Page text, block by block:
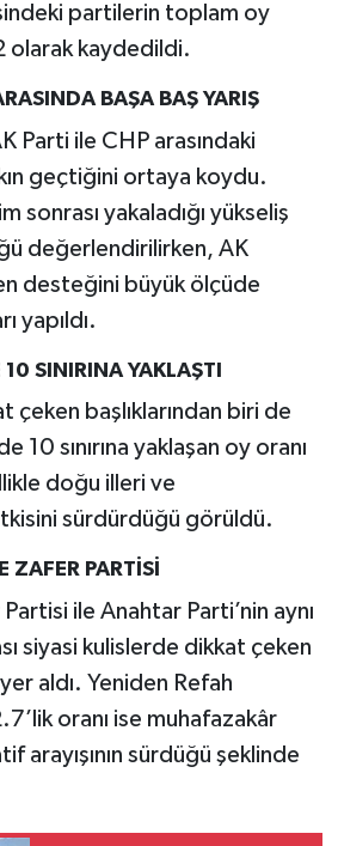
partilerin toplam oy
olarak kaydedildi.
BAŞA BAŞ YARIŞ
Parti ile CHP arasındaki
geçtiğini ortaya koydu.
sonrası yakaladığı yükseliş
değerlendirilirken, AK
desteğini büyük ölçüde
yapıldı.
SINIRINA YAKLAŞTI
çeken başlıklarından biri de
10 sınırına yaklaşan oy oranı
doğu illeri ve
sürdürdüğü görüldü.
ZAFER PARTİSİ
ile Anahtar Parti’nin aynı
siyasi kulislerde dikkat çeken
aldı. Yeniden Refah
oranı ise muhafazakâr
arayışının sürdüğü şeklinde